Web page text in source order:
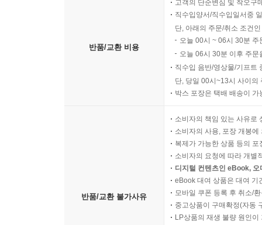
반품/교환 비용
고객의 단순변심 및 착오구
직수입양서/직수입일서중
단, 아래의 주문/취소 조건
오늘 00시 ~ 06시 30분
오늘 06시 30분 이후 주
직수입 음반/영상물/기프트
단, 당일 00시~13시 사이의
박스 포장은 택배 배송이
반품/교환 불가사유
소비자의 책임 있는 사유로
소비자의 사용, 포장 개봉
복제가 가능한 상품 등의
소비자의 요청에 따라 개별
디지털 컨텐츠인 eBook,
eBook 대여 상품은 대여 기
모바일 쿠폰 등록 후 취소/
중고상품이 구매확정(자동
LP상품의 재생 불량 원인